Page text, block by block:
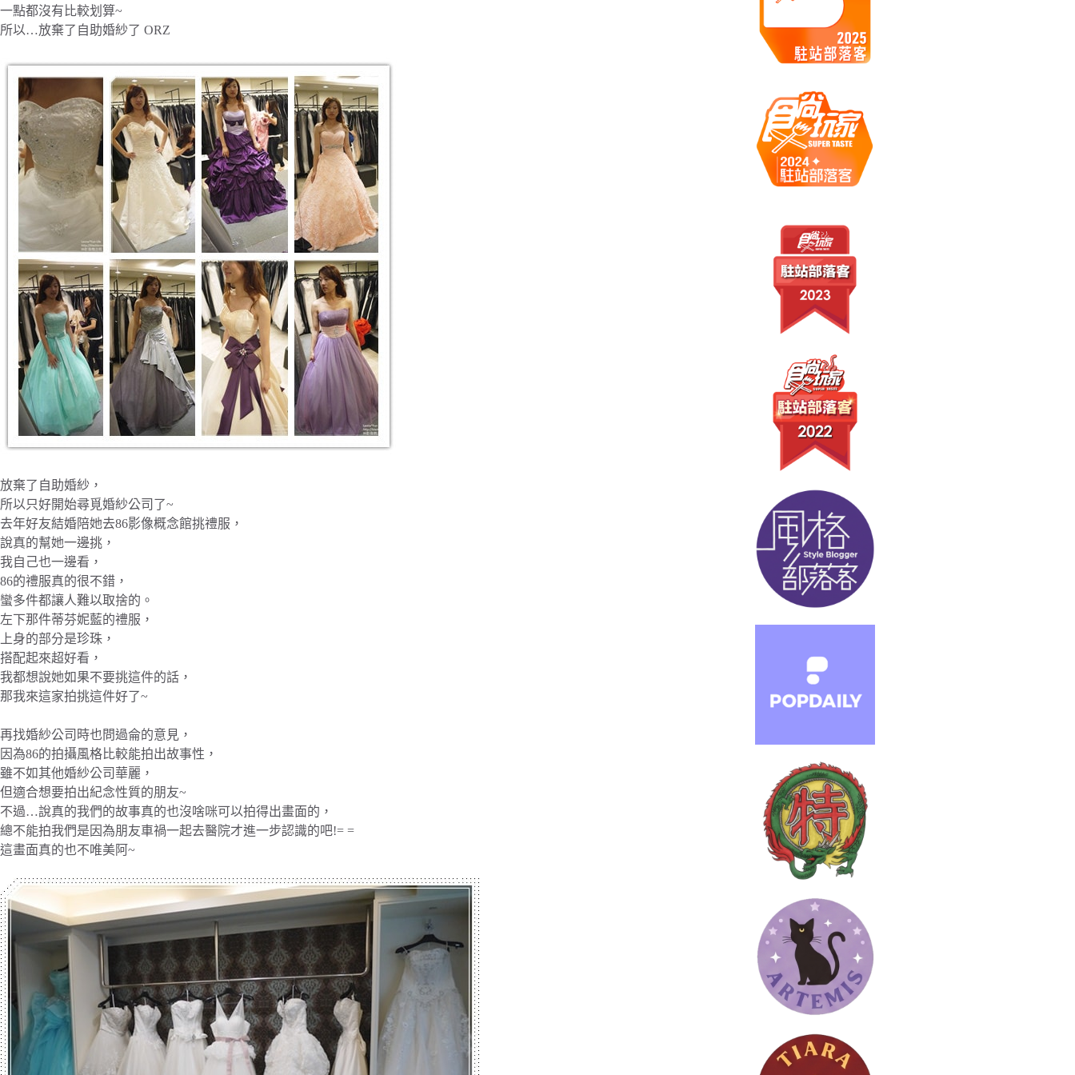
一點都沒有比較划算~
所以…放棄了自助婚紗了 ORZ
放棄了自助婚紗，
所以只好開始尋覓婚紗公司了~
去年好友結婚陪她去86影像概念館挑禮服，
說真的幫她一邊挑，
我自己也一邊看，
86的禮服真的很不錯，
蠻多件都讓人難以取捨的。
左下那件蒂芬妮藍的禮服，
上身的部分是珍珠，
搭配起來超好看，
我都想說她如果不要挑這件的話，
那我來這家拍挑這件好了~
再找婚紗公司時也問過侖的意見，
因為86的拍攝風格比較能拍出故事性，
雖不如其他婚紗公司華麗，
但適合想要拍出紀念性質的朋友~
不過…說真的我們的故事真的也沒啥咪可以拍得出畫面的，
總不能拍我們是因為朋友車禍一起去醫院才進一步認識的吧!= =
這畫面真的也不唯美阿~